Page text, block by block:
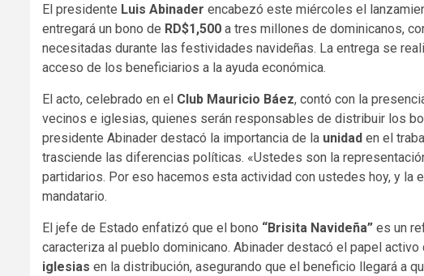
El presidente Luis Abinader encabezó este miércoles el
entregará un bono de RD$1,500 a tres millones de dominicanos,
necesitadas durante las festividades navideñas. La entrega se
acceso de los beneficiarios a la ayuda económica.
El acto, celebrado en el Club Mauricio Báez, contó con la
vecinos e iglesias, quienes serán responsables de distribuir los
presidente Abinader destacó la importancia de la unidad en el
trasciende las diferencias políticas. «Ustedes son la
partidarios. Por eso hacemos esta actividad con ustedes hoy, y
mandatario.
El jefe de Estado enfatizó que el bono “Brisita Navideña” es un
caracteriza al pueblo dominicano. Abinader destacó el papel activo
iglesias en la distribución, asegurando que el beneficio llegará a